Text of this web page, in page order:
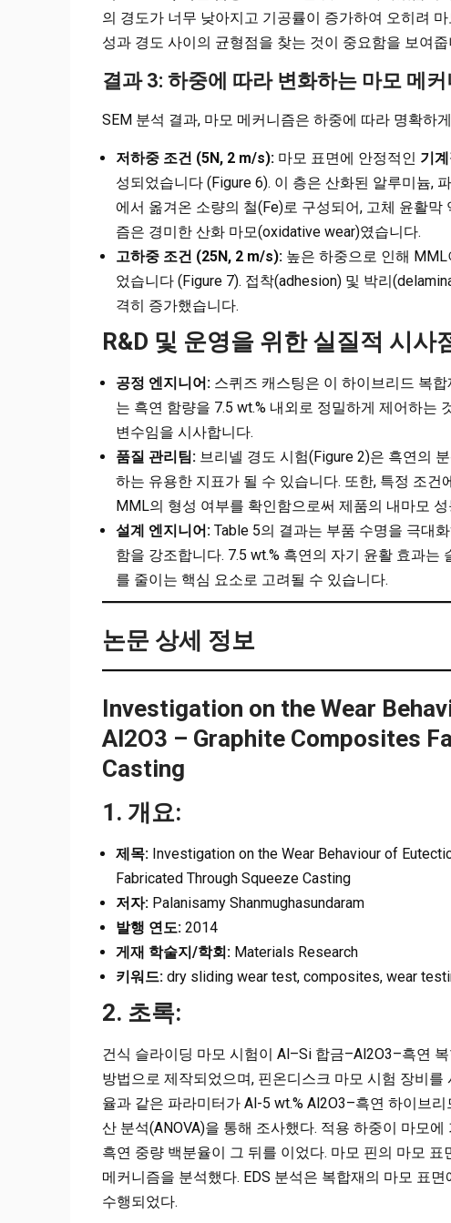
의 경도가 너무 낮아지고 기공률이 증가하여 오히려
성과 경도 사이의 균형점을 찾는 것이 중요함을 보여줍
결과 3: 하중에 따라 변화하는 마모 메
SEM 분석 결과, 마모 메커니즘은 하중에 따라 명확하
저하중 조건 (5N, 2 m/s): 마모 표면에 안정적인 기
성되었습니다 (Figure 6). 이 층은 산화된 알루미늄,
에서 옮겨온 소량의 철(Fe)로 구성되어, 고체 윤활
즘은 경미한 산화 마모(oxidative wear)였습니다.
고하중 조건 (25N, 2 m/s): 높은 하중으로 인해
었습니다 (Figure 7). 접착(adhesion) 및 박리
격히 증가했습니다.
R&D 및 운영을 위한 실질적 시사
공정 엔지니어: 스퀴즈 캐스팅은 이 하이브리드 복
는 흑연 함량을 7.5 wt.% 내외로 정밀하게 제어하는
변수임을 시사합니다.
품질 관리팀: 브리넬 경도 시험(Figure 2)은 흑연의
하는 유용한 지표가 될 수 있습니다. 또한, 특정 조
MML의 형성 여부를 확인함으로써 제품의 내마모
설계 엔지니어: Table 5의 결과는 부품 수명을 극대
함을 강조합니다. 7.5 wt.% 흑연의 자기 윤활 효과
를 줄이는 핵심 요소로 고려될 수 있습니다.
논문 상세 정보
Investigation on the Wear
Al2O3 – Graphite Composites
Casting
1. 개요:
제목: Investigation on the Wear Behaviour of
Fabricated Through Squeeze Casting
저자: Palanisamy Shanmughasundaram
발행 연도: 2014
게재 학술지/학회: Materials Research
키워드: dry sliding wear test, composites, wear
2. 초록:
건식 슬라이딩 마모 시험이 Al–Si 합금–Al2O3–흑연
방법으로 제작되었으며, 핀온디스크 마모 시험 장비
율과 같은 파라미터가 Al-5 wt.% Al2O3–흑연 하이브
산 분석(ANOVA)을 통해 조사했다. 적용 하중이 마모
흑연 중량 백분율이 그 뒤를 이었다. 마모 핀의 마모
메커니즘을 분석했다. EDS 분석은 복합재의 마모 표
수행되었다.